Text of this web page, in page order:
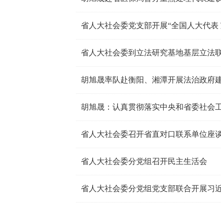
省人大社会委党支部开展“全国人大代表
省人大社会委到立法研究基地基层立法
胡旭晟率队赴衡阳、湘潭开展法治政府
省人大社会委召开省直对口联系单位座
省人大社会委分党组召开民主生活会